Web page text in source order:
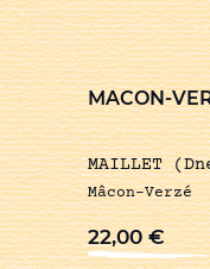
MACON-
MAILLET
Mâcon-Verzé
22,00€